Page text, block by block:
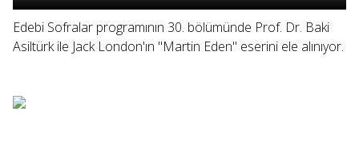
Edebi Sofralar programının 30. bölümünde Prof. Dr. Baki
Asiltürk ile Jack London'ın "Martin Eden" eserini ele alınıyor.